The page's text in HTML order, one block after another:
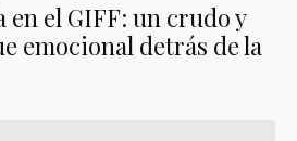
el GIFF: un crudo y
emocional detrás de la